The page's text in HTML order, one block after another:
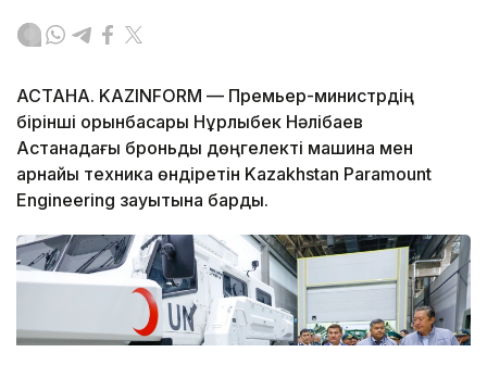
АСТАНА. KAZINFORM — Премьер-министрдің
бірінші орынбасары Нұрлыбек Нәлібаев
Астанадағы броньды дөңгелекті машина мен
арнайы техника өндіретін Kazakhstan Paramount
Engineering зауытына барды.